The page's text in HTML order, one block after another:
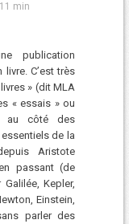
min
publication
C’est très
» (dit MLA
« essais » ou
au côté des
de la
Aristote
passant (de
Kepler,
Einstein,
parler des